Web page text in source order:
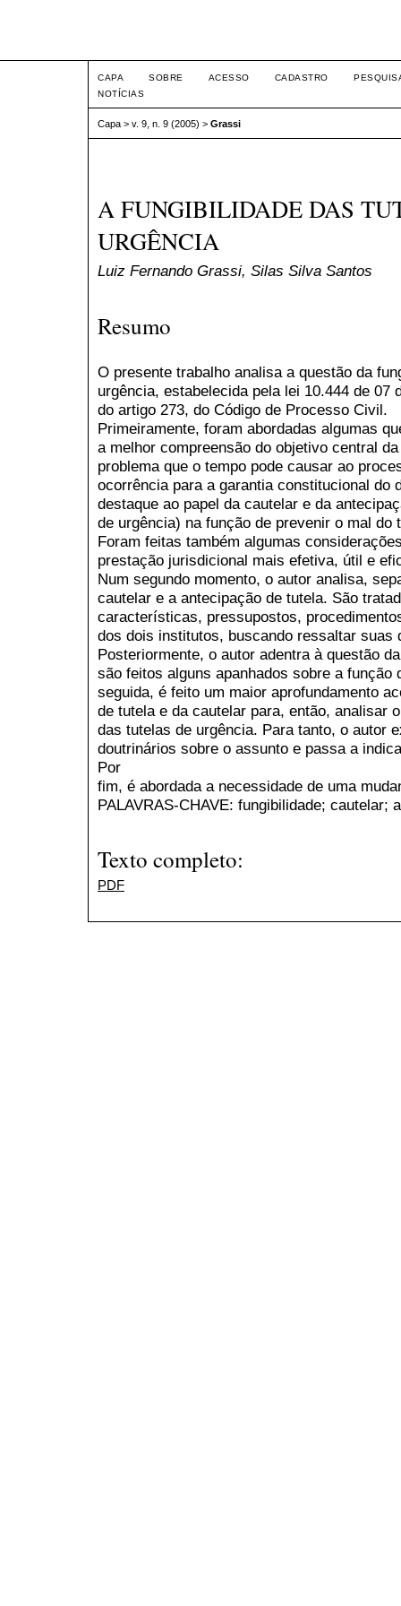
CAPA SOBRE ACESSO CADASTRO
NOTÍCIAS
Capa > v. 9, n. 9 (2005) > Grassi
A FUNGIBILIDADE DAS
URGÊNCIA
Luiz Fernando Grassi, Silas Silva Santos
Resumo
O presente trabalho analisa a questão da
urgência, estabelecida pela lei 10.444 de 07
do artigo 273, do Código de Processo Civil.
Primeiramente, foram abordadas algumas
a melhor compreensão do objetivo central
problema que o tempo pode causar ao
ocorrência para a garantia constitucional do
destaque ao papel da cautelar e da
de urgência) na função de prevenir o mal
Foram feitas também algumas
prestação jurisdicional mais efetiva, útil e
Num segundo momento, o autor analisa,
cautelar e a antecipação de tutela. São
características, pressupostos,
dos dois institutos, buscando ressaltar suas
Posteriormente, o autor adentra à questão
são feitos alguns apanhados sobre a função
seguida, é feito um maior aprofundamento
de tutela e da cautelar para, então, analisar
das tutelas de urgência. Para tanto, o autor
doutrinários sobre o assunto e passa a
Por
fim, é abordada a necessidade de uma
PALAVRAS-CHAVE: fungibilidade; cautelar;
Texto completo:
PDF